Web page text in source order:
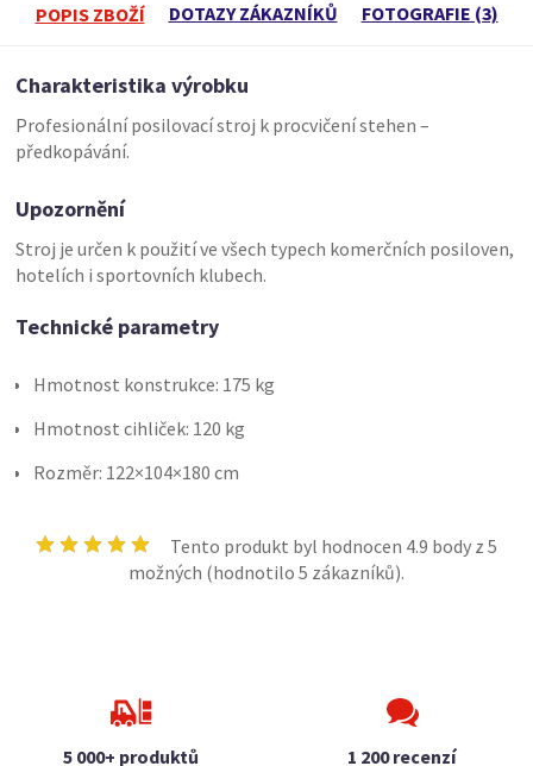
POPIS ZBOŽÍ DOTAZY ZÁKAZNÍKŮ FOTOGRAFIE (3)
Charakteristika výrobku
Profesionální posilovací stroj k procvičení stehen –
předkopávání.
Upozornění
Stroj je určen k použití ve všech typech komerčních posiloven,
hotelích i sportovních klubech.
Technické parametry
Hmotnost konstrukce: 175 kg
Hmotnost cihliček: 120 kg
Rozměr: 122×104×180 cm
Tento produkt byl hodnocen 4.9 body z 5
možných (hodnotilo 5 zákazníků).
5 000+ produktů 1 200 recenzí